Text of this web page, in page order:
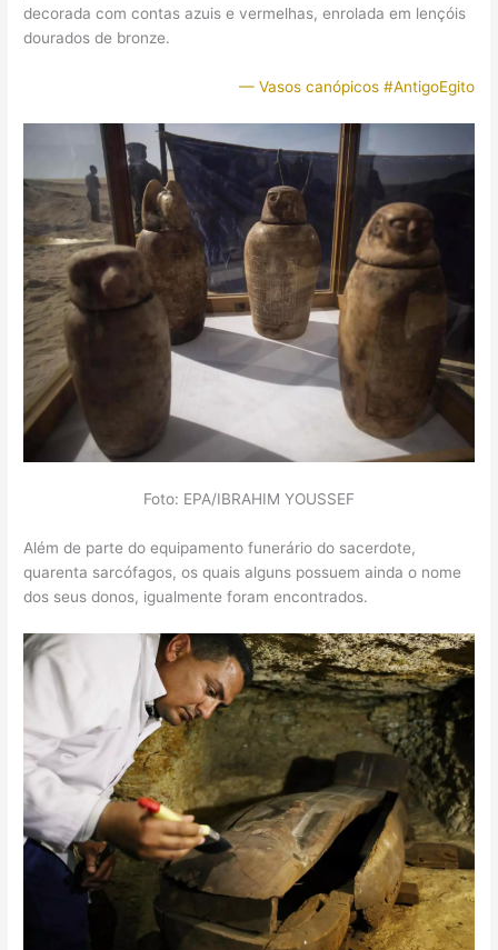
decorada com contas azuis e vermelhas, enrolada em lençóis
dourados de bronze.
— Vasos canópicos #AntigoEgito
Foto: EPA/IBRAHIM YOUSSEF
Além de parte do equipamento funerário do sacerdote,
quarenta sarcófagos, os quais alguns possuem ainda o nome
dos seus donos, igualmente foram encontrados.